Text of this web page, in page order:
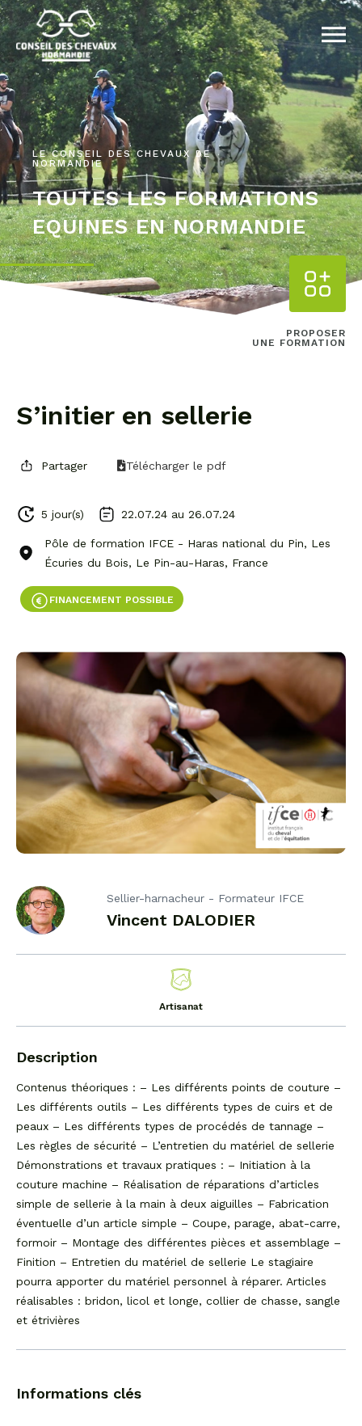
LE CONSEIL DES CHEVAUX DE
NORMANDIE
TOUTES LES FORMATIONS
EQUINES EN NORMANDIE
PROPOSER
UNE FORMATION
S’initier en sellerie
Partager Télécharger le pdf
5 jour(s) 22.07.24 au 26.07.24
Pôle de formation IFCE - Haras national du Pin, Les
Écuries du Bois, Le Pin-au-Haras, France
FINANCEMENT POSSIBLE
Sellier-harnacheur - Formateur IFCE
Vincent DALODIER
Artisanat
Description
Contenus théoriques : – Les différents points de couture –
Les différents outils – Les différents types de cuirs et de
peaux – Les différents types de procédés de tannage –
Les règles de sécurité – L’entretien du matériel de sellerie
Démonstrations et travaux pratiques : – Initiation à la
couture machine – Réalisation de réparations d’articles
simple de sellerie à la main à deux aiguilles – Fabrication
éventuelle d’un article simple – Coupe, parage, abat-carre,
formoir – Montage des différentes pièces et assemblage –
Finition – Entretien du matériel de sellerie Le stagiaire
pourra apporter du matériel personnel à réparer. Articles
réalisables : bridon, licol et longe, collier de chasse, sangle
et étrivières
Informations clés